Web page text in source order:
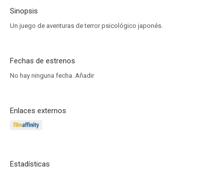
Sinopsis
Un juego de aventuras de terror psicológico japonés.
Fechas de estrenos
No hay ninguna fecha. Añadir
Enlaces externos
Estadísticas